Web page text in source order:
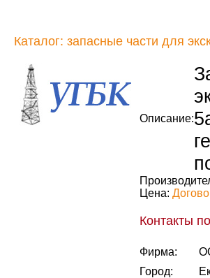
Каталог: запасные части для
Описание:
Цена:
Контакты
Фирма:
Город: